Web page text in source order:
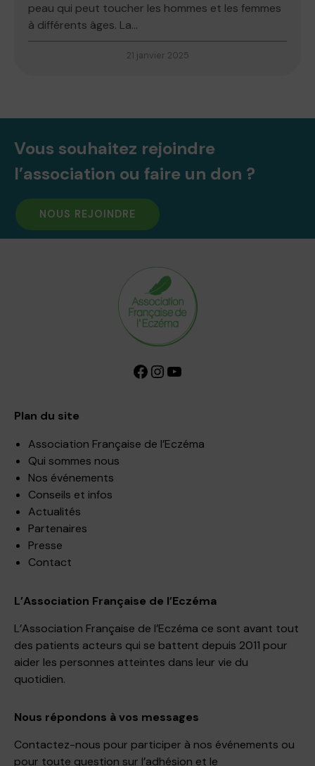
peau qui peut toucher les hommes et les femmes
à différents âges. La...
21 janvier 2025
Vous souhaitez rejoindre
l’association ou faire un don ?
NOUS REJOINDRE
Facebook InstagramYouTube
Plan du site
Association Française de l’Eczéma
Qui sommes nous
Nos événements
Conseils et infos
Actualités
Partenaires
Presse
Contact
L’Association Française de l’Eczéma
L’Association Française de l’Eczéma ce sont avant tout
des patients acteurs qui se battent depuis 2011 pour
aider les personnes atteintes dans leur vie du
quotidien.
Nous répondons à vos messages
Contactez-nous pour participer à nos événements ou
pour toute question sur l’adhésion et le